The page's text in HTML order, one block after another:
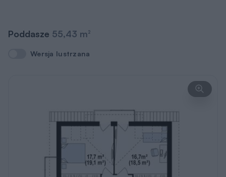
Poddasze 55,43 m2
Wersja lustrzana
Wersja lustrzana